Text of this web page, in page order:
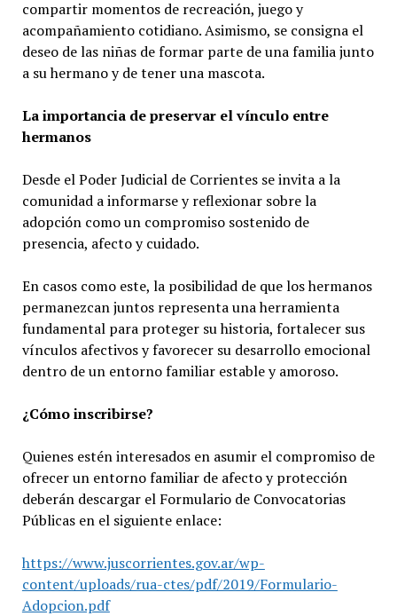
compartir momentos de recreación, juego y
acompañamiento cotidiano. Asimismo, se consigna el
deseo de las niñas de formar parte de una familia junto
a su hermano y de tener una mascota.
La importancia de preservar el vínculo entre
hermanos
Desde el Poder Judicial de Corrientes se invita a la
comunidad a informarse y reflexionar sobre la
adopción como un compromiso sostenido de
presencia, afecto y cuidado.
En casos como este, la posibilidad de que los hermanos
permanezcan juntos representa una herramienta
fundamental para proteger su historia, fortalecer sus
vínculos afectivos y favorecer su desarrollo emocional
dentro de un entorno familiar estable y amoroso.
¿Cómo inscribirse?
Quienes estén interesados en asumir el compromiso de
ofrecer un entorno familiar de afecto y protección
deberán descargar el Formulario de Convocatorias
Públicas en el siguiente enlace:
https://www.juscorrientes.gov.ar/wp-
content/uploads/rua-ctes/pdf/2019/Formulario-
Adopcion.pdf